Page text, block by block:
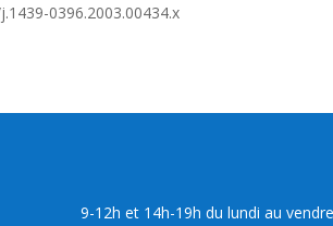
0396.2003.00434.x
9-12h et 14h-19h du lundi au